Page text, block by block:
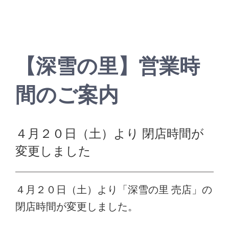
【深雪の里】営業時
間のご案内
４月２０日（土）より 閉店時間が
変更しました
４月２０日（土）より「深雪の里 売店」の
閉店時間が変更しました。